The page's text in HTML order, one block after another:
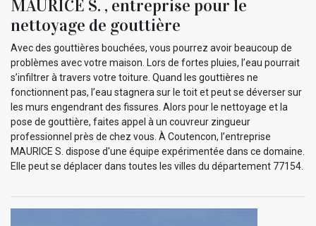
MAURICE S. , entreprise pour le
nettoyage de gouttière
Avec des gouttières bouchées, vous pourrez avoir beaucoup de
problèmes avec votre maison. Lors de fortes pluies, l’eau pourrait
s’infiltrer à travers votre toiture. Quand les gouttières ne
fonctionnent pas, l’eau stagnera sur le toit et peut se déverser sur
les murs engendrant des fissures. Alors pour le nettoyage et la
pose de gouttière, faites appel à un couvreur zingueur
professionnel près de chez vous. À Coutencon, l’entreprise
MAURICE S. dispose d'une équipe expérimentée dans ce domaine.
Elle peut se déplacer dans toutes les villes du département 77154.